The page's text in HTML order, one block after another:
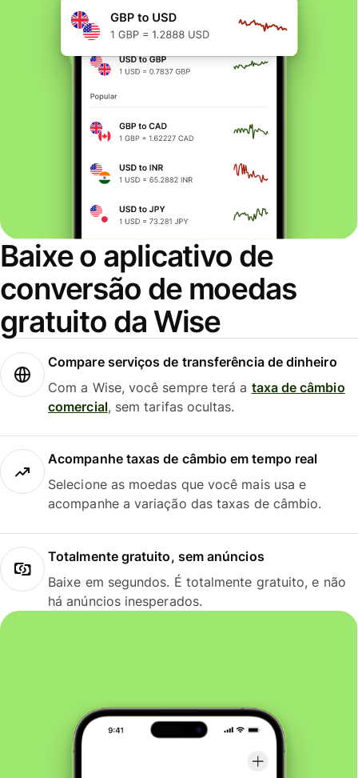
Baixe o aplicativo de
conversão de moedas
gratuito da Wise
Compare serviços de transferência de dinheiro
Com a Wise, você sempre terá a taxa de câmbio
comercial, sem tarifas ocultas.
Acompanhe taxas de câmbio em tempo real
Selecione as moedas que você mais usa e
acompanhe a variação das taxas de câmbio.
Totalmente gratuito, sem anúncios
Baixe em segundos. É totalmente gratuito, e não
há anúncios inesperados.